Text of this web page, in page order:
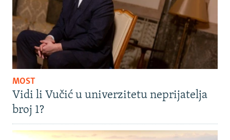
MOST
Vidi li Vučić u univerzitetu neprijatelja
broj 1?